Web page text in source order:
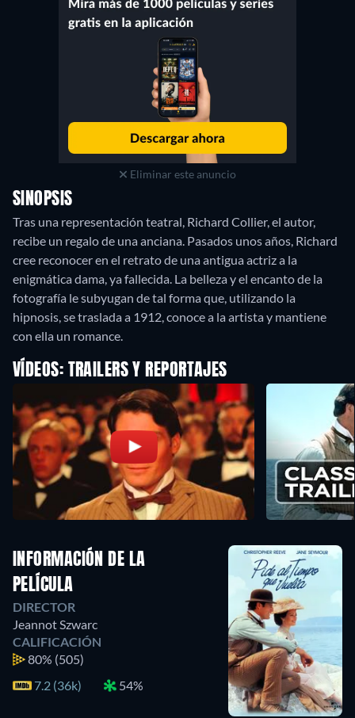
Eliminar este anuncio
SINOPSIS
Tras una representación teatral, Richard Collier, el autor,
recibe un regalo de una anciana. Pasados unos años, Richard
cree reconocer en el retrato de una antigua actriz a la
enigmática dama, ya fallecida. La belleza y el encanto de la
fotografía le subyugan de tal forma que, utilizando la
hipnosis, se traslada a 1912, conoce a la artista y mantiene
con ella un romance.
VÍDEOS: TRAILERS Y REPORTAJES
INFORMACIÓN DE LA
PELÍCULA
DIRECTOR
Jeannot Szwarc
CALIFICACIÓN
80% (505)
7.2 (36k)
54%